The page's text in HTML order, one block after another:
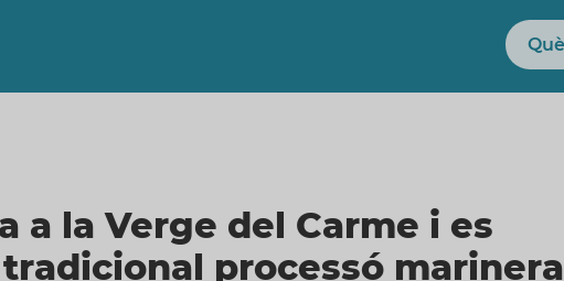
Cerca
a la Verge del Carme i es
processó marinera